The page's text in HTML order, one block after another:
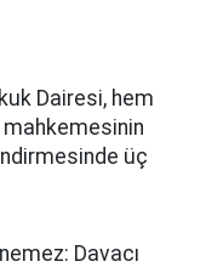
Dairesi, hem
üç
Davacı